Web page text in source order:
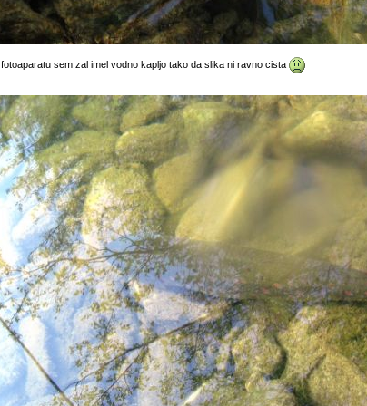
sem zal imel vodno kapljo tako da slika ni ravno cista